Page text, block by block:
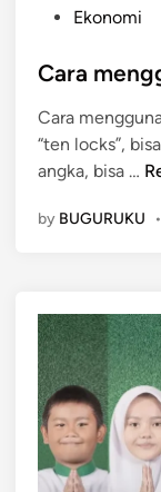
s
e
d
i
Ekonomi
Cara
Cara
“ten locks”,
angka, bisa … C
r
n
g
g
u
n
a
by BUGURUKU •